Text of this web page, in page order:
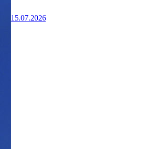
15.07.2026